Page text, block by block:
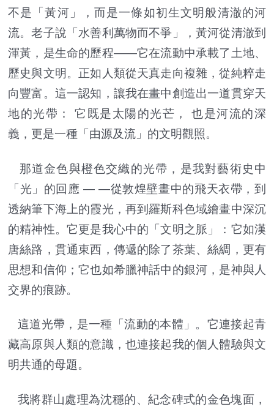
不是「黃河」，而是一條如初生文明般清澈的河
流。老子說「水善利萬物而不爭」，黃河從清澈到
渾黃，是生命的歷程——它在流動中承載了土地、
歷史與文明。正如人類從天真走向複雜，從純粹走
向豐富。這一認知，讓我在畫中創造出一道貫穿天
地的光帶： 它既是太陽的光芒， 也是河流的深
義，更是一種「由源及流」的文明觀照。
那道金色與橙色交織的光帶，是我對藝術史中
「光」的回應 — —從敦煌壁畫中的飛天衣帶，到
透納筆下海上的霞光，再到羅斯科色域繪畫中深沉
的精神性。它更是我心中的「文明之脈」：它如漢
唐絲路，貫通東西，傳遞的除了茶葉、絲綢，更有
思想和信仰；它也如希臘神話中的銀河，是神與人
交界的痕跡。
這道光帶，是一種「流動的本體」。它連接起青
藏高原與人類的意識，也連接起我的個人體驗與文
明共通的母題。
我將群山處理為沈穩的、紀念碑式的金色塊面，